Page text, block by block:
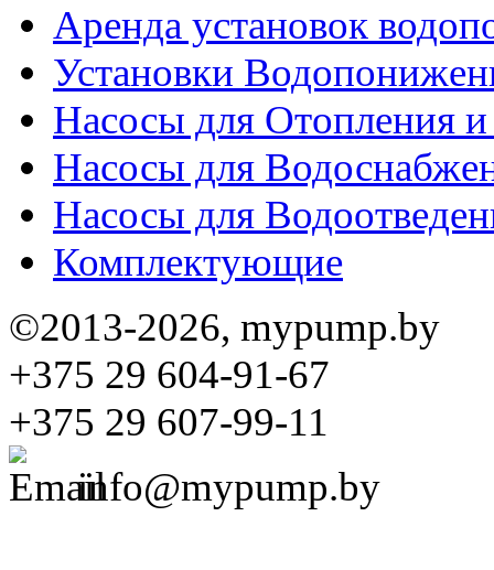
Аренда установок
Установки
Насосы для Отопления
Насосы для
Насосы для
Комплектующие
©2013-2026, mypump.by
+375 29 604-91-67
+375 29 607-99-11
info@mypump.by